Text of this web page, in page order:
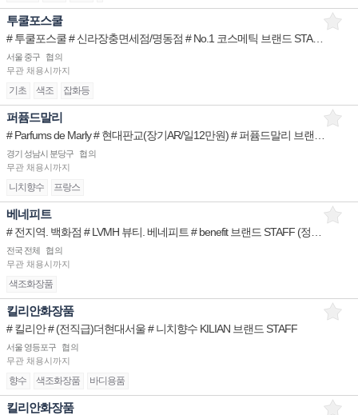
투쿨포스쿨
# 투쿨포스쿨 # 신라장충면세점/명동점 # No.1 코스메틱 브랜드 STAFF( 중국어 )
서울 중구
협의
무관 채용시까지
기초 색조 잡화등
퍼퓸드말리
경기 성남시 분당구
협의
무관 채용시까지
니치향수 프랑스
베네피트
전국 전체
협의
무관 채용시까지
색조화장품
킬리안화장품
# 킬리안 # (전직급)더현대서울 # 니치향수 KILIAN 브랜드 STAFF
서울 영등포구
협의
무관 채용시까지
향수 색조화장품 바디용품
킬리안화장품